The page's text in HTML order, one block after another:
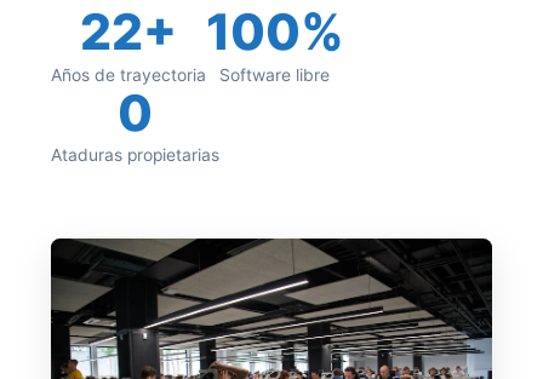
22+
Años de trayectoria
100%
Software libre
0
Ataduras propietarias